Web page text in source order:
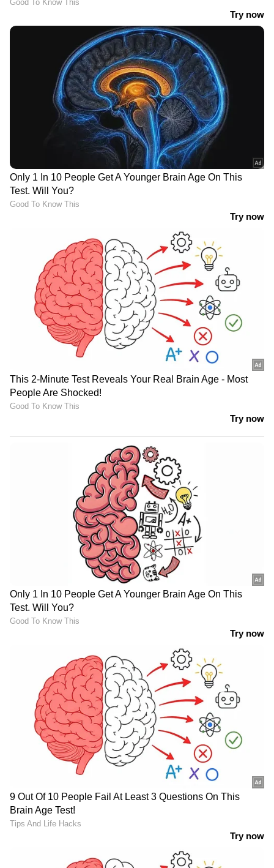
വരാന്തയില്‍ അധ്യാപികയെ
കുത്തിക്കൊന്നു | Faridabad | Crime
വിവാഹത്തിന് നിർബന്ധിച്ചു;
വാക്കുതർക്കത്തിന് പിന്നാലെ
നൃത്ത അധ്യാപികയെ കഴുത്തു
ഞെരിച്ച് കൊലപ്പെടുത്തി